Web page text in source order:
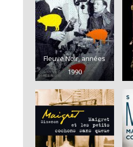
Fleuve Noir, années
1990